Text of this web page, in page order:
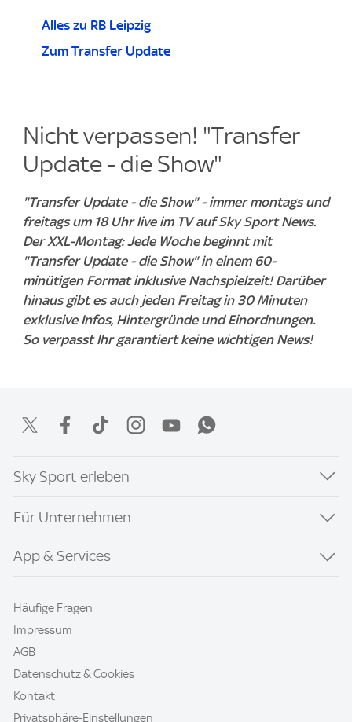
Alles zu RB Leipzig
Zum Transfer Update
Nicht verpassen! "Transfer
Update - die Show"
"Transfer Update - die Show" - immer montags und
freitags um 18 Uhr live im TV auf Sky Sport News.
Der XXL-Montag: Jede Woche beginnt mit
"Transfer Update - die Show" in einem 60-
minütigen Format inklusive Nachspielzeit! Darüber
hinaus gibt es auch jeden Freitag in 30 Minuten
exklusive Infos, Hintergründe und Einordnungen.
So verpasst Ihr garantiert keine wichtigen News!
Sky Sport erleben
Für Unternehmen
App & Services
Häufige Fragen
Impressum
AGB
Datenschutz & Cookies
Kontakt
Privatsphäre-Einstellungen